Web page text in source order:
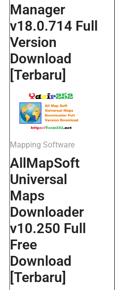
Manager
v18.0.714 Full
Version
Download
[Terbaru]
Mapping Software
AllMapSoft
Universal
Maps
Downloader
v10.250 Full
Free
Download
[Terbaru]